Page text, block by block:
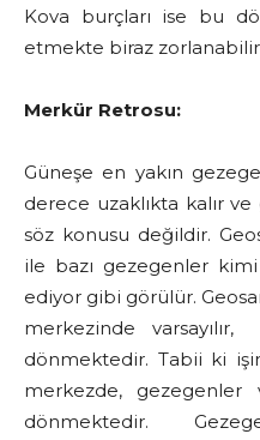
Kova burçları ise bu
etmekte biraz
Merkür Retrosu:
Güneşe en yakın
derece uzaklıkta kalır
söz konusu değildir.
ile bazı gezegenler
ediyor gibi görülür.
merkezinde
dönmektedir. Tabii ki
merkezde, gezegenler
dönmektedir.